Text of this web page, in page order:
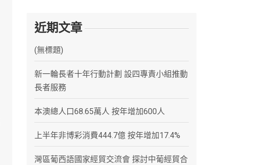
近期文章
(無標題)
新一輪長者十年行動計劃 設四專責小組推動
長者服務
本澳總人口68.65萬人 按年增加600人
上半年非博彩消費444.7億 按年增加17.4%
灣區葡西語國家經貿交流會 探討中葡經貿合